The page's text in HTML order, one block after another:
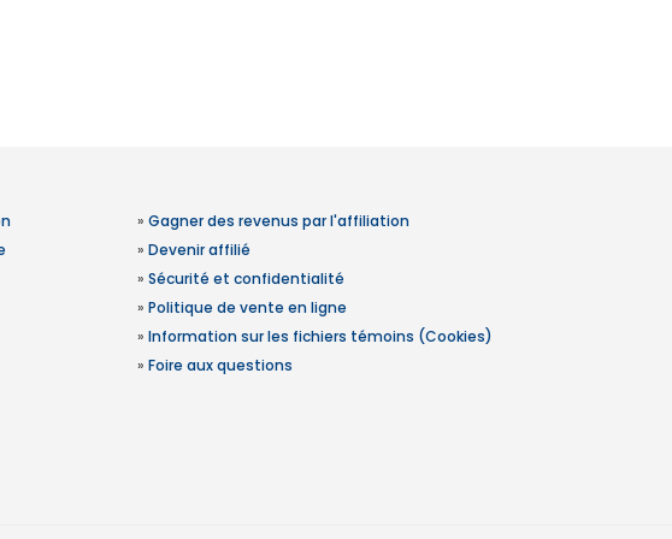
» Gagner des revenus par l'affiliation
» Devenir affilié
» Sécurité et confidentialité
» Politique de vente en ligne
» Information sur les fichiers témoins (Cookies)
» Foire aux questions